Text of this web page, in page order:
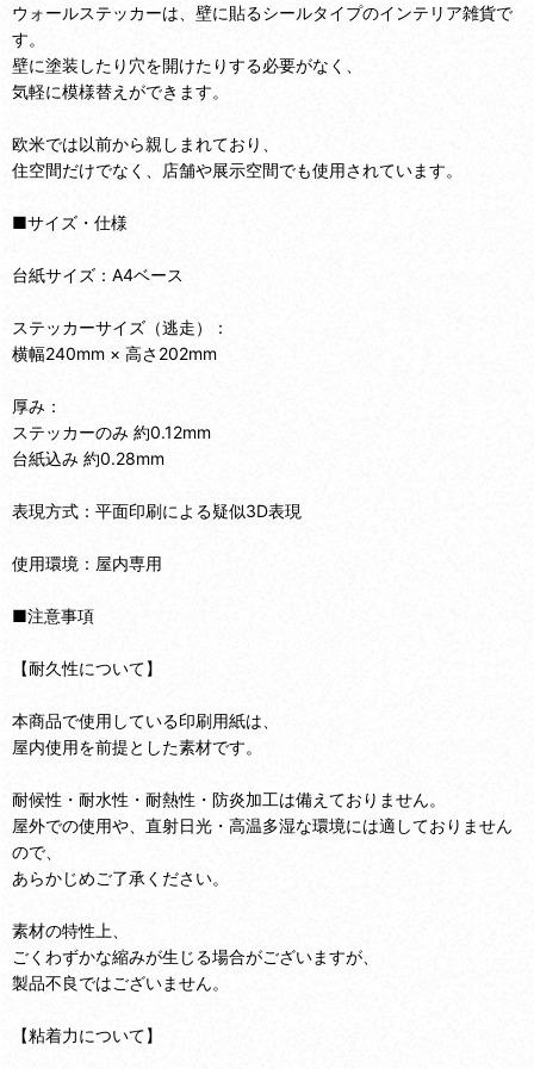
ウォールステッカーは、壁に貼るシールタイプのインテリア雑貨で
す。
壁に塗装したり穴を開けたりする必要がなく、
気軽に模様替えができます。
欧米では以前から親しまれており、
住空間だけでなく、店舗や展示空間でも使用されています。
■サイズ・仕様
台紙サイズ：A4ベース
ステッカーサイズ（逃走）：
横幅240mm × 高さ202mm
厚み：
ステッカーのみ 約0.12mm
台紙込み 約0.28mm
表現方式：平面印刷による疑似3D表現
使用環境：屋内専用
■注意事項
【耐久性について】
本商品で使用している印刷用紙は、
屋内使用を前提とした素材です。
耐候性・耐水性・耐熱性・防炎加工は備えておりません。
屋外での使用や、直射日光・高温多湿な環境には適しておりません
ので、
あらかじめご了承ください。
素材の特性上、
ごくわずかな縮みが生じる場合がございますが、
製品不良ではございません。
【粘着力について】